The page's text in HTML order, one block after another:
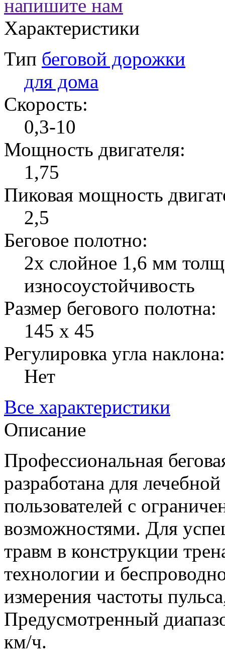
напишите нам
Характеристики
Тип беговой дорожки
для дома
Скорость:
0,3-10
Мощность двигателя:
1,75
Пиковая мощность
2,5
Беговое полотно:
2х слойное 1,6 мм
износоустойчивость
Размер бегового полотна:
145 х 45
Регулировка угла наклона:
Нет
Все характеристики
Описание
Профессиональная
разработана для
пользователей с
возможностями. Для
травм в конструкции
технологии и
измерения частоты
Предусмотренный
км/ч.